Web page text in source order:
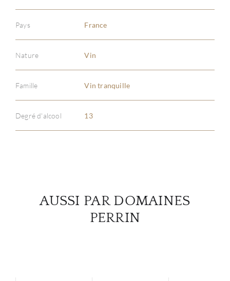
Pays France
Nature Vin
Famille Vin tranquille
Degré d'alcool 13
AUSSI PAR DOMAINES
PERRIN